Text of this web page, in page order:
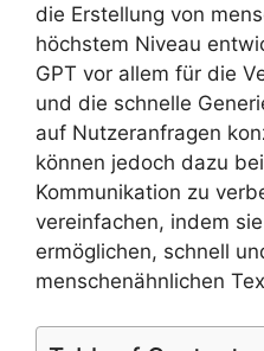
die Erstellung von
höchstem Niveau
GPT vor allem für die
und die schnelle
auf Nutzeranfragen
können jedoch dazu
Kommunikation zu
vereinfachen, indem
ermöglichen, schnell
menschenähnlichen